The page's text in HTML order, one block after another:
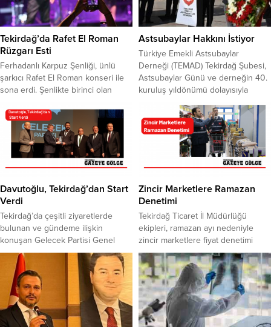
Tekirdağ’da Rafet El Roman
Rüzgarı Esti
Ferhadanlı Karpuz Şenliği, ünlü
şarkıcı Rafet El Roman konseri ile
sona erdi. Şenlikte birinci olan
4 bin 500 TL’den başlayan açık
arttırma, 75 bin TL ile sonuçlandı.
Kırsal mahallelerin kalkınmasına
destek olmak, yöresel ürünlerin
tanıtılmasına katkı sağlamak
Belediyesi tarafından organize
edilen Ferhadanlı...
Astsubaylar Hakkını İstiyor
Türkiye Emekli Astsubaylar
Derneği (TEMAD) Tekirdağ Şubesi,
Astsubaylar Günü ve derneğin 40.
kuruluş yıldönümü dolayısıyla
düzenledi. Atatürk Anıtı’na çelenk
sunan dernek üyeleri,
astsubayların karşılaştıkları özlük
hakları ve tazminat taleplerine
dikkat çekti. TEMAD Tekirdağ Şube
genelinde 98 şube ve temsilcilik ile
birlikte ortak...
Davutoğlu, Tekirdağ’dan Start
Verdi
Tekirdağ’da çeşitli ziyaretlerde
bulunan ve gündeme ilişkin
konuşan Gelecek Partisi Genel
Başkanı Davutoğlu, MHP lideri
Bahçeli ve iktidara seslendi.
“Tekirdağ’dan söylüyorum sizin
psikolojinizi daha çok
bozacağız”diyen Davutoğlu’nun
konu başlıkları; zamlar, enflasyon,
seçim süreci, Ülkü Ocakları eski
Zincir Marketlere Ramazan
Denetimi
Tekirdağ Ticaret İl Müdürlüğü
ekipleri, ramazan ayı nedeniyle
zincir marketlere fiyat denetimi
gerçekleştirdi. Tekirdağ Ticaret İl
Müdürlüğü ekipleri zincir
marketlerde sebze, meyve, temel
gıda ürünleri ile temizlik ürünleri
başta olmak üzere temel ihtiyaç
malzemelerinin fiyatlarını inceledi.
Reyonları dolaşan ekipler fiyat